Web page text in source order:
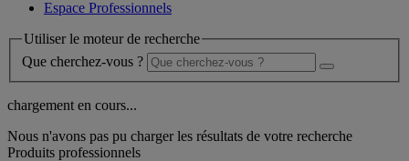
Espace Professionnels
Utiliser le moteur de recherche
Que cherchez-vous ?
chargement en cours...
Nous n'avons pas pu charger les résultats de votre recherche
Produits professionnels